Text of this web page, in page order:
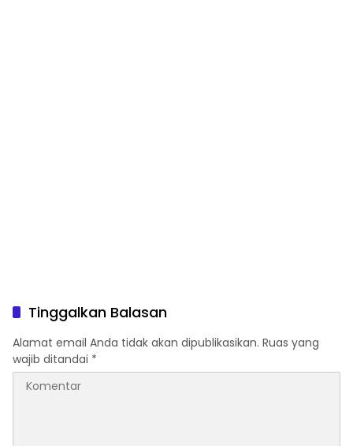
Tinggalkan Balasan
Alamat email Anda tidak akan dipublikasikan. Ruas yang
wajib ditandai *